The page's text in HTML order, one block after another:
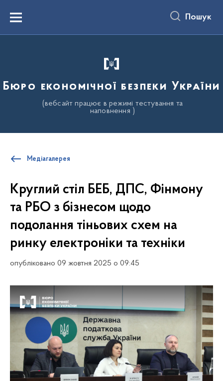
вмістуMenu Пошук
Бюро економічної безпеки України
(вебсайт працює в режимі тестування та
наповнення )
Медіагалерея
Круглий стіл БЕБ, ДПС, Фінмону
та РБО з бізнесом щодо
подолання тіньових схем на
ринку електроніки та техніки
опубліковано 09 жовтня 2025 о 09:45